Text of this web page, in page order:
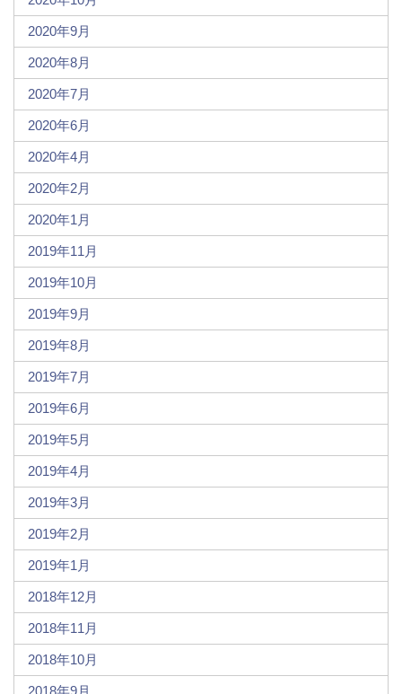
2020年9月
2020年8月
2020年7月
2020年6月
2020年4月
2020年2月
2020年1月
2019年11月
2019年10月
2019年9月
2019年8月
2019年7月
2019年6月
2019年5月
2019年4月
2019年3月
2019年2月
2019年1月
2018年12月
2018年11月
2018年10月
2018年9月